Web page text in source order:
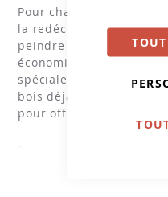
Pour changer de
la redécorer. La
peindre ses meubles de
économique. D’autant
spéciales cuisine pour
bois déjà peint ou
pour offrir une seconde